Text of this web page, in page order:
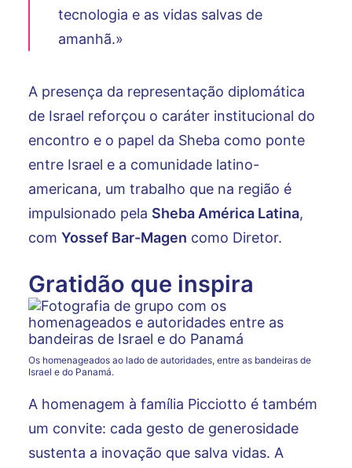
tecnologia e as vidas salvas de
amanhã.»
A presença da representação diplomática
de Israel reforçou o caráter institucional do
encontro e o papel da Sheba como ponte
entre Israel e a comunidade latino-
americana, um trabalho que na região é
impulsionado pela Sheba América Latina,
com Yossef Bar-Magen como Diretor.
Gratidão que inspira
Os homenageados ao lado de autoridades, entre as bandeiras de
Israel e do Panamá.
A homenagem à família Picciotto é também
um convite: cada gesto de generosidade
sustenta a inovação que salva vidas. A